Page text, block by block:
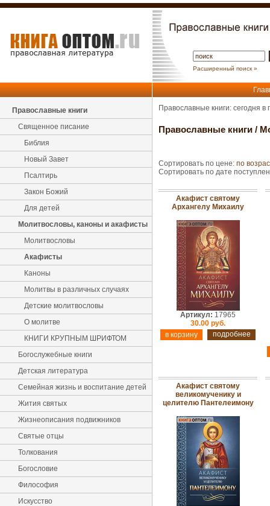
Расширенный поиск »
Православные книги
Священное писание
Библия
Новый Завет
Псалтирь
Закон Божий
Для детей
Молитвословы, каноны и акафисты
Молитвословы
Акафисты
Каноны
Молитвы в различных случаях
Детские молитвословы
О молитве
КНИГИ КРУПНЫМ ШРИФТОМ
Богослужебные книги
Детская литература
Семейная жизнь и воспитание детей
Жития святых
Жизнеописания подвижников
Святые отцы
Толкования
Богословие
Философия
Искусство
Православные книги: сегодня
Православные книги /
Сортировать по цене: по
Сортировать по дате
Акафист святому
Архангелу Михаилу
Артикул: 17965
30.00 руб.
подробнее
Акафист святому
великомученику и
целителю Пантелеимону